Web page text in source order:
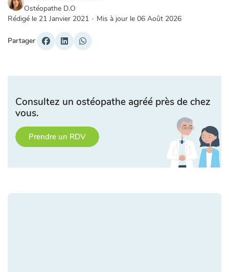
Ostéopathe D.O
Rédigé le 21 Janvier 2021 · Mis à jour le 06 Août 2026
Partager
Consultez un ostéopathe agréé près de chez
vous.
Prendre un RDV